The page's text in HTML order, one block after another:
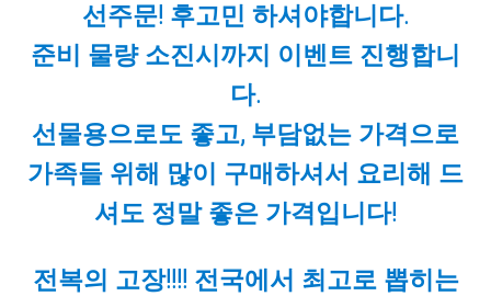
선주문! 후고민 하셔야합니다.
준비 물량 소진시까지 이벤트 진행합니
다.
선물용으로도 좋고, 부담없는 가격으로
가족들 위해 많이 구매하셔서 요리해 드
셔도 정말 좋은 가격입니다!
전복의 고장!!!! 전국에서 최고로 뽑히는